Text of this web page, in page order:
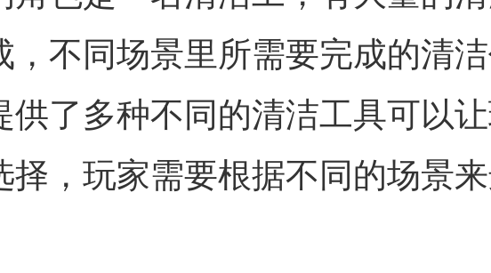
，不同场景里所需要完成的清
供了多种不同的清洁工具可以
择，玩家需要根据不同的场景